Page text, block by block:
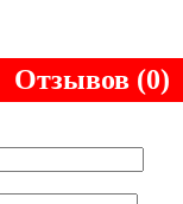
Отзывов (0)